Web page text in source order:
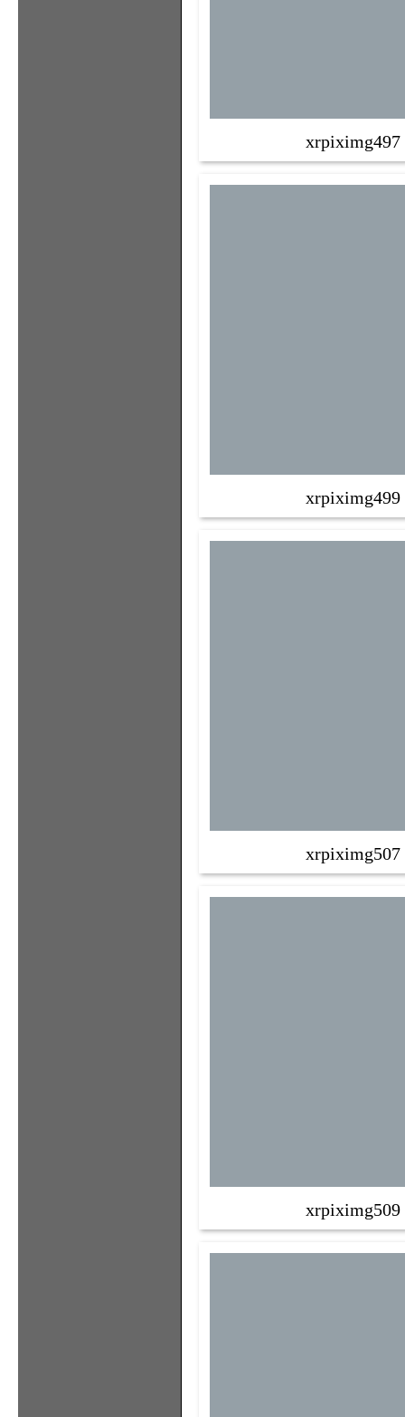
xrpiximg497
xrpiximg499
xrpiximg507
xrpiximg509